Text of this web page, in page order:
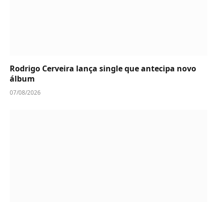
Rodrigo Cerveira lança single que antecipa novo
álbum
07/08/2026